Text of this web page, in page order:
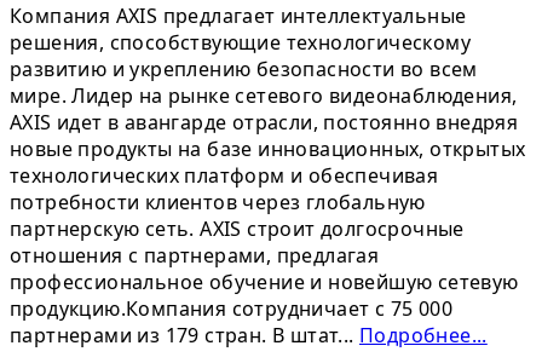
Компания AXIS предлагает интеллектуальные
решения, способствующие технологическому
развитию и укреплению безопасности во всем
мире. Лидер на рынке сетевого видеонаблюдения,
AXIS идет в авангарде отрасли, постоянно внедряя
новые продукты на базе инновационных, открытых
технологических платформ и обеспечивая
потребности клиентов через глобальную
партнерскую сеть. AXIS строит долгосрочные
отношения с партнерами, предлагая
профессиональное обучение и новейшую сетевую
продукцию.Компания сотрудничает с 75 000
партнерами из 179 стран. В штат... Подробнее...